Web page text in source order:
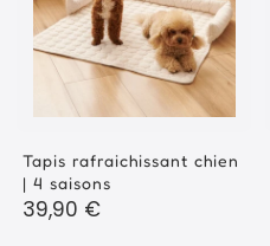
Tapis rafraichissant chien
| 4 saisons
Prix
habituel
39,90 €